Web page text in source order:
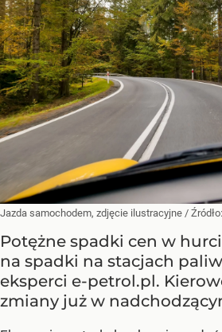
Jazda samochodem, zdjęcie ilustracyjne / Źródło:
Potężne spadki cen w
na spadki na stacjach
eksperci e-petrol.pl.
zmiany już w